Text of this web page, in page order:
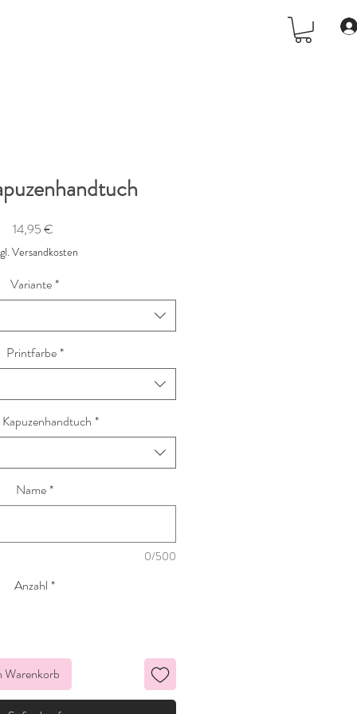
14,95 €Preis
Versandkosten
Variante*
Printfarbe*
*
Name*
0/500
Anzahl *
Warenkorb